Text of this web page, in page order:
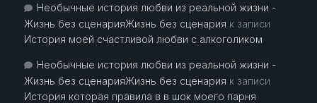
Необычные история любви из реальной жизни -
Жизнь без сценарияЖизнь без сценария к записи
История моей счастливой любви с алкоголиком
Необычные история любви из реальной жизни -
Жизнь без сценарияЖизнь без сценария к записи
История которая правила в в шок моего парня